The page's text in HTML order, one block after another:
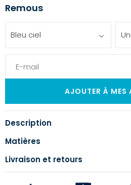
Remous
Bleu ciel
Description
Matières
Livraison et retours